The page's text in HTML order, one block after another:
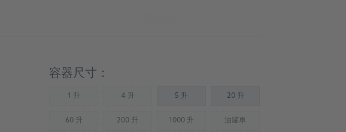
容器尺寸：
1 升(Not available) 4 升(Not available) 5 升 20 升
60 升(Not available)200 升(Not available)1000 升(Not available)油罐車(Not available)